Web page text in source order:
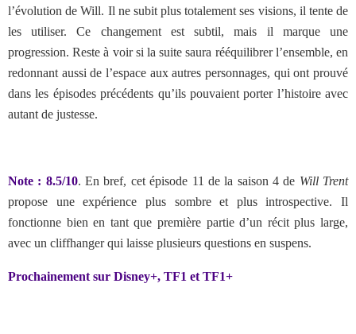
l’évolution de Will. Il ne subit plus totalement ses visions, il tente de
les utiliser. Ce changement est subtil, mais il marque une
progression. Reste à voir si la suite saura rééquilibrer l’ensemble, en
redonnant aussi de l’espace aux autres personnages, qui ont prouvé
dans les épisodes précédents qu’ils pouvaient porter l’histoire avec
autant de justesse.
Note : 8.5/10. En bref, cet épisode 11 de la saison 4 de Will Trent
propose une expérience plus sombre et plus introspective. Il
fonctionne bien en tant que première partie d’un récit plus large,
avec un cliffhanger qui laisse plusieurs questions en suspens.
Prochainement sur Disney+, TF1 et TF1+